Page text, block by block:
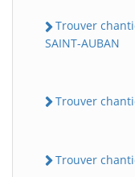
Trouver
SAINT-AUBAN
Trouver
Trouver